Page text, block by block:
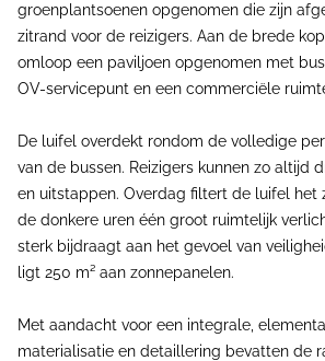
groenplantsoenen opgenomen die zijn
zitrand voor de reizigers. Aan de brede
omloop een paviljoen opgenomen met
OV-servicepunt en een commerciële
De luifel overdekt rondom de volledige
van de bussen. Reizigers kunnen zo altijd
en uitstappen. Overdag filtert de luifel het
de donkere uren één groot ruimtelijk
sterk bijdraagt aan het gevoel van
ligt 250 m² aan zonnepanelen.
Met aandacht voor een integrale,
materialisatie en detaillering bevatten de